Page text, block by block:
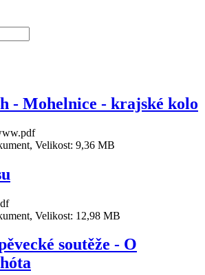
- Mohelnice - krajské kolo
Velikost: 9,36 MB
Velikost: 12,98 MB
soutěže - O